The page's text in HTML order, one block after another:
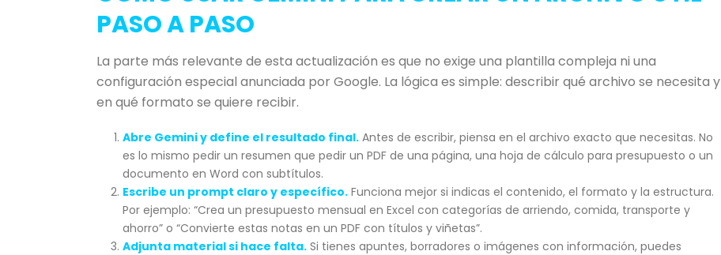
PASO A PASO
La parte más relevante de esta actualización es que no exige una plantilla compleja ni una
configuración especial anunciada por Google. La lógica es simple: describir qué archivo se necesita y
en qué formato se quiere recibir.
Abre Gemini y define el resultado final.Antes de escribir, piensa en el archivo exacto que necesitas. No
es lo mismo pedir un resumen que pedir un PDF de una página, una hoja de cálculo para presupuesto o un
documento en Word con subtítulos.
Escribe un prompt claro y específico.Funciona mejor si indicas el contenido, el formato y la estructura.
Por ejemplo: “Crea un presupuesto mensual en Excel con categorías de arriendo, comida, transporte y
ahorro” o “Convierte estas notas en un PDF con títulos y viñetas”.
Adjunta material si hace falta.Si tienes apuntes, borradores o imágenes con información, puedes